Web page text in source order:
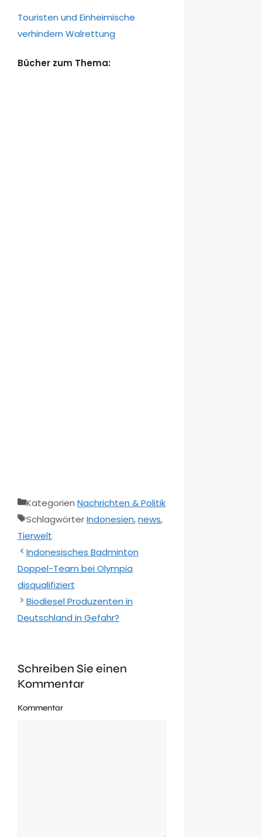
Touristen und Einheimische
verhindern Walrettung
Bücher zum Thema:
Kategorien Nachrichten & Politik
SchlagwörterIndonesien,news,
Tierwelt
Indonesisches Badminton
Doppel-Team bei Olympia
disqualifiziert
Biodiesel Produzenten in
Deutschland in Gefahr?
Schreiben Sie einen
Kommentar
Kommentar